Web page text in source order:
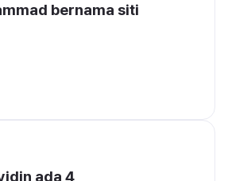
bernama siti
ada 4